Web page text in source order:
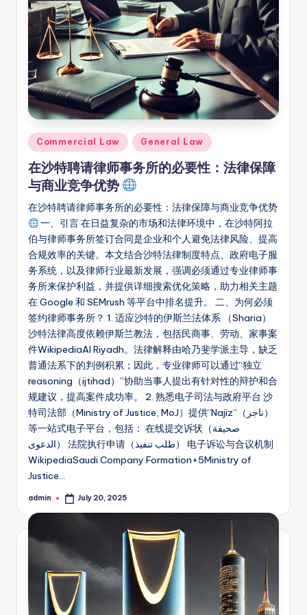
Posted
in
Commercial Law General Law
在沙特聘请律师事务所的必要性：法律保障
与商业竞争优势
在沙特聘请律师事务所的必要性：法律保障与商业竞争优势
一、引言 在日益复杂的市场和法律环境中，在沙特阿拉
伯与律师事务所签订合同是企业和个人避免法律风险、提高
合规效率的关键。本文结合沙特法律制度特点、政府电子服
务系统，以及律师行业最新发展，强调必须通过专业律师事
务所来保护利益，并提供详细搜索优化策略，助力相关主题
在 Google 和 SEMrush 等平台中排名提升。 二、为何必须
签约律师事务所？ 1. 适应沙特的伊斯兰法体系 （Sharia）
沙特法律高度依赖伊斯兰教法，包括民商事、劳动、家事案
件WikipediaAl Riyadh。法律解释由哈乃斐学派主导，缺乏
普通法系下的判例积累；因此，专业律师可以通过“独立
reasoning（ijtihad）”协助当事人提出有针对性的辩护和合
规建议，提高案件成功率。 2. 熟悉电子司法与政府平台 沙
特司法部（Ministry of Justice, MoJ）提供“Najiz”（ناجز）
等一站式电子平台，包括： 在线提交诉状（صحيفة
الدعوى） 法院执行申请（طلب تنفيذ） 电子诉讼与合议机制
WikipediaSaudi Company Formation+5Ministry of
Justice…
Posted
admin July 20, 2025